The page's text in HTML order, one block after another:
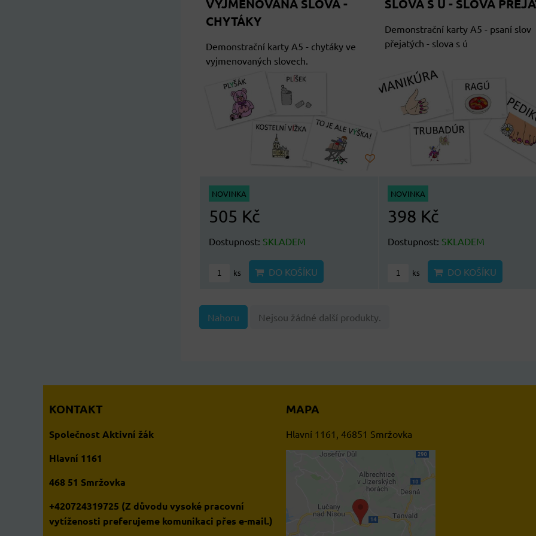
VYJMENOVANÁ SLOVA -
CHYTÁKY
Demonstrační karty A5 - chytáky ve
vyjmenovaných slovech.
NOVINKA
505 Kč
Dostupnost: SKLADEM
ks DO KOŠÍKU
SLOVA S Ú - SLOVA
Demonstrační karty A5 - psaní slov
přejatých - slova s ú
NOVINKA
398 Kč
Dostupnost: SKLADEM
ks DO KOŠÍKU
Nahoru Nejsou žádné další produkty.
KONTAKT
Společnost Aktivní žák
Hlavní 1161
468 51 Smržovka
+420724319725 (Z důvodu vysoké pracovní
vytíženosti preferujeme komunikaci přes e-mail.)
MAPA
Hlavní 1161, 46851 Smržovka
Externí obsah je blokován
Volbami soukromí
Přejete si načíst externí